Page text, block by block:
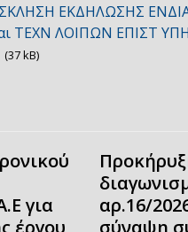
ΕΚΔΗΛΩΣΗΣ
ΤΕΧΝ ΛΟΙΠΩΝ ΕΠΙΣΤ ΥΠΗ
(37 kB)
για
έργου
αρ.16/
σύναψη